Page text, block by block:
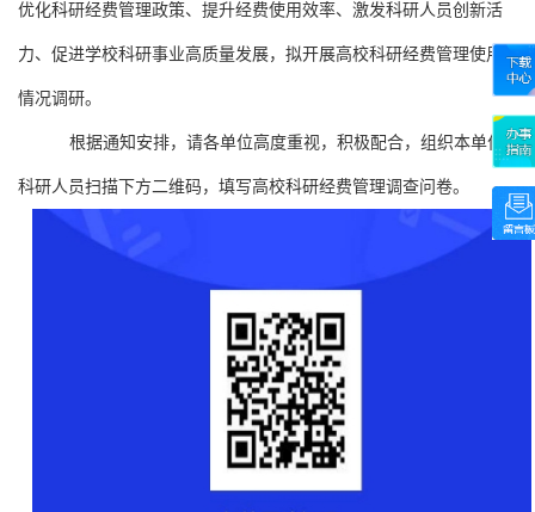
优化科研经费管理政策、提升经费使用效率、激发科研人员创新活
力、促进学校科研事业高质量发展，拟开展高校科研经费管理使用
情况调研。
根据通知安排，请各单位高度重视，积极配合，组织本单位
科研人员扫描下方二维码，填写高校科研经费管理调查问卷。